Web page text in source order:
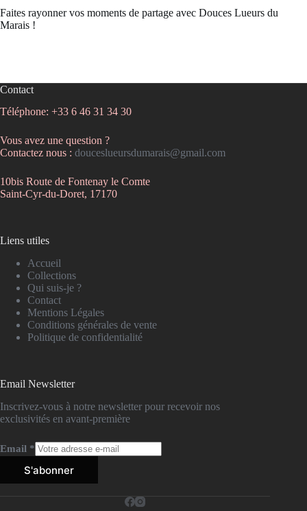
Faites rayonner vos moments de partage avec Douces Lueurs du
Marais !
Contact
Téléphone: +33 6 46 31 34 30
Vous avez une question ?
Contactez nous : douceslueursdumarais@gmail.com
10bis Route de Fontenay le Comte
Saint-Cyr-du-Doret, 17170
Liens utiles
Accueil
Collections
Qui suis-je ?
Contact
Mentions Légales
Conditions générales de vente
Politique de confidentialité
Email Newsletter
Inscrivez-vous à notre newsletter pour recevoir nos
exclusivités en avant-première
Email *
S'abonner